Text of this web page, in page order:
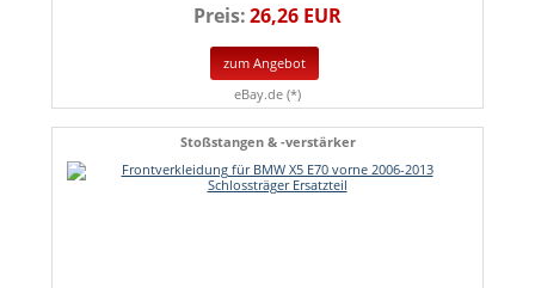
Preis:26,26 EUR
zum Angebot
eBay.de (*)
Stoßstangen & -verstärker